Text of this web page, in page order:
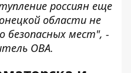
россиян еще
области не
безопасных мест", -
ОВА.